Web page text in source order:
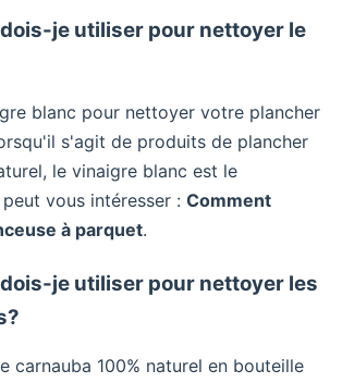
je utiliser pour nettoyer le
blanc pour nettoyer votre plancher
s'agit de produits de plancher
le vinaigre blanc est le
vous intéresser : Comment
à parquet.
je utiliser pour nettoyer les
carnauba 100% naturel en bouteille